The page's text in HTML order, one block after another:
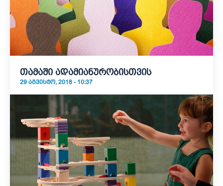
თამაში ადამიანურობისთვის
29 ᲐᲒᲕᲘᲡᲢᲝ, 2018 - 10:37